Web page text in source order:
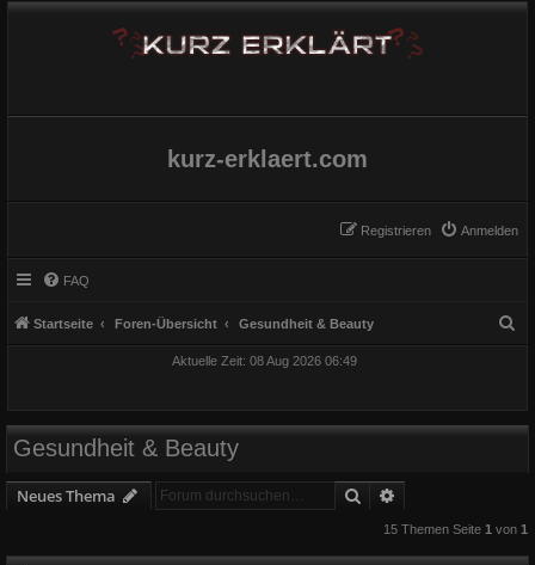
kurz-erklaert.com
Anmelden
Registrieren
FAQ
Startseite Foren-Übersicht Gesundheit & Beauty
Aktuelle Zeit: 08 Aug 2026 06:49
Gesundheit & Beauty
Neues Thema Suche
15 Themen Seite 1 von 1